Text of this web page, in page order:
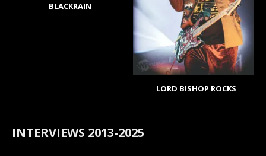
BLACKRAIN
LORD BISHOP ROCKS
INTERVIEWS 2013-2025